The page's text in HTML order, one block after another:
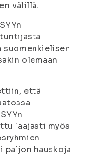
välillä.
suomenkielisen
olemaan
että
laajasti myös
paljon hauskoja